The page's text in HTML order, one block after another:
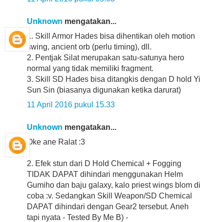
Unknown mengatakan...
1. Skill Armor Hades bisa dihentikan oleh motion
swing, ancient orb (perlu timing), dll.
2. Pentjak Silat merupakan satu-satunya hero
normal yang tidak memiliki fragment.
3. Skill SD Hades bisa ditangkis dengan D hold Yi
Sun Sin (biasanya digunakan ketika darurat)
11 April 2016 pukul 15.33
Unknown mengatakan...
Oke ane Ralat :3
2. Efek stun dari D Hold Chemical + Fogging
TIDAK DAPAT dihindari menggunakan Helm
Gumiho dan baju galaxy, kalo priest wings blom di
coba :v. Sedangkan Skill Weapon/SD Chemical
DAPAT dihindari dengan Gear2 tersebut. Aneh
tapi nyata - Tested By Me B) -